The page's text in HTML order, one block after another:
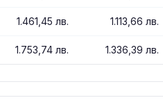
1.461,45 лв. 1.113,66 лв.
1.753,74 лв. 1.336,39 лв.